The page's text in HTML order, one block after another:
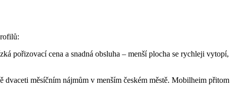
pořizovací cena a snadná obsluha – menší plocha se rychleji vytopí,
měsíčním nájmům v menším českém městě. Mobilheim přitom